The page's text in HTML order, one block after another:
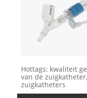
Hottags: kwaliteit
van de
zuigkatheters